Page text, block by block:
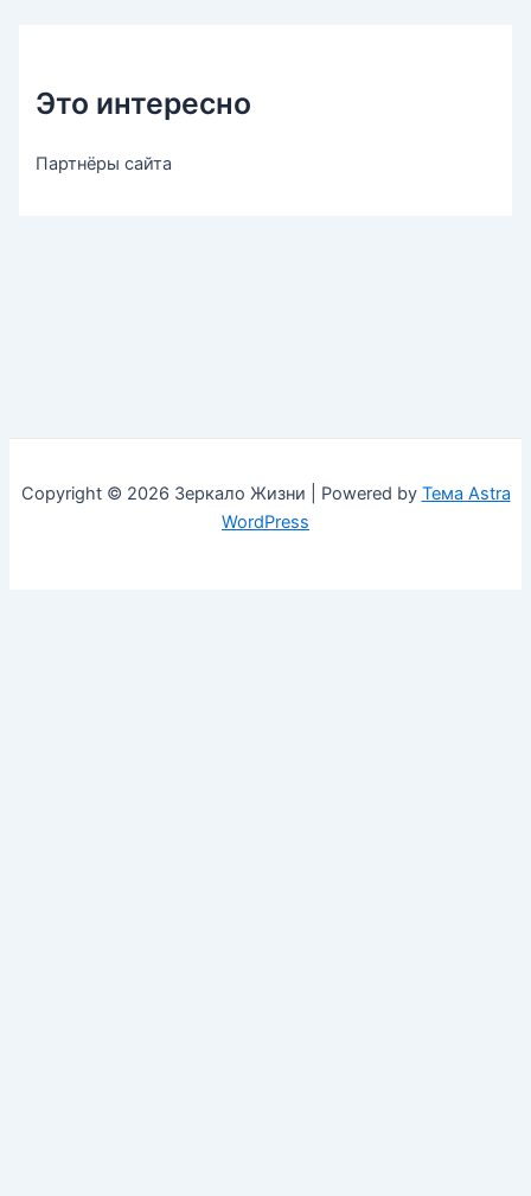
Это интересно
Партнёры сайта
Copyright © 2026 Зеркало Жизни | Powered by Тема Astra
WordPress